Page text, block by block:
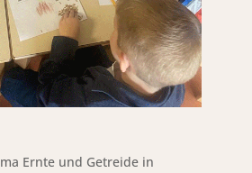
Ernte und Getreide in